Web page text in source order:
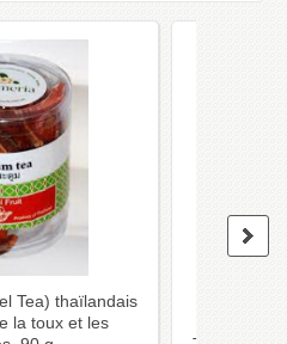
Tea) thaïlandais
la toux et les